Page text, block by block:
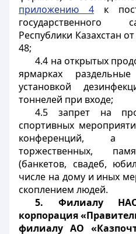
приложению 4 к
государственного
Республики Казахстан
48;
4.4 на открытых
ярмарках
установкой
тоннелей при входе;
4.5 запрет на
спортивных
конференций, а
торжественных,
(банкетов, свадеб,
числе на дому и иных
скоплением людей.
5.
Филиалу НАО
корпорация
филиалу АО